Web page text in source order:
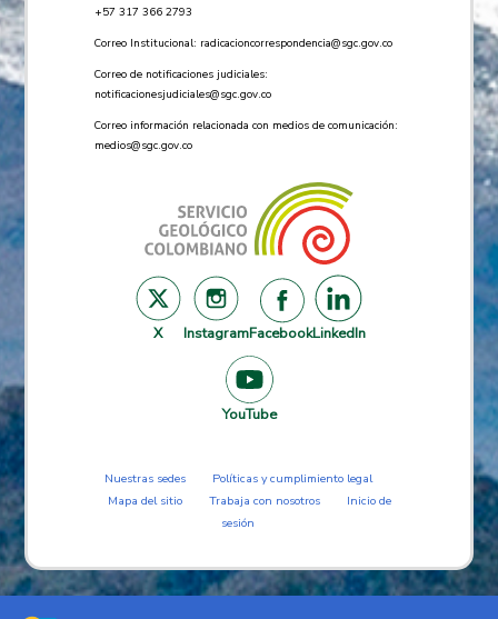
+57 ​317 366 2793
Correo Institucional: radicacioncorrespondencia@sgc.gov.co
Correo de notificaciones judiciales:
notificacionesjudiciales@sgc.gov.co
Correo información relacionada con medios de comunicación:
medios@sgc.gov.co
X InstagramFacebookLinkedIn
YouTube
Nuestras sedes
Políticas y cumplimiento legal
Mapa del sitio
Trabaja con nosotros
Inicio de
sesión